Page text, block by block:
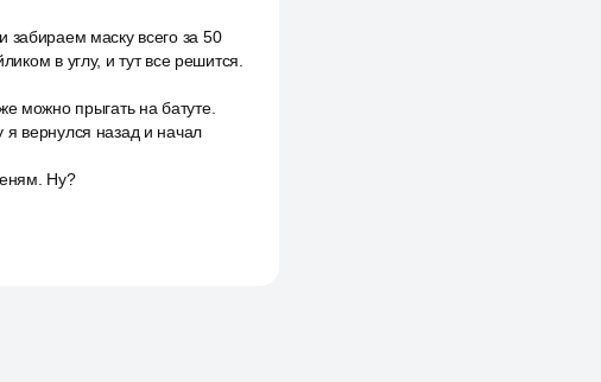
забираем маску всего за 50
в углу, и тут все решится.
можно прыгать на батуте.
вернулся назад и начал
Ну?